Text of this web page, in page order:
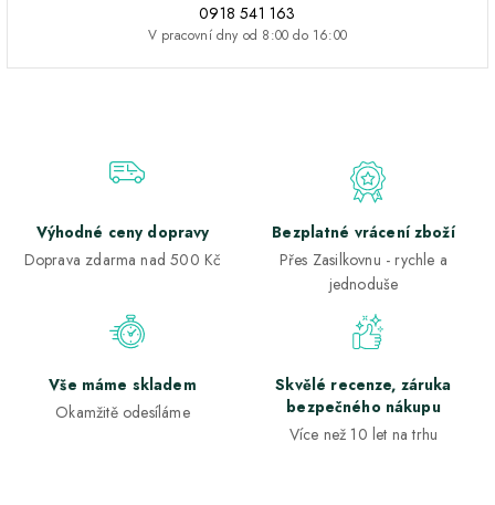
0918 541 163
V pracovní dny od 8:00 do 16:00
Výhodné ceny dopravy
Doprava zdarma nad 500 Kč
Bezplatné vrácení zboží
Přes Zasilkovnu - rychle a
jednoduše
Vše máme skladem
Okamžitě odesíláme
Skvělé recenze, záruka
bezpečného nákupu
Více než 10 let na trhu